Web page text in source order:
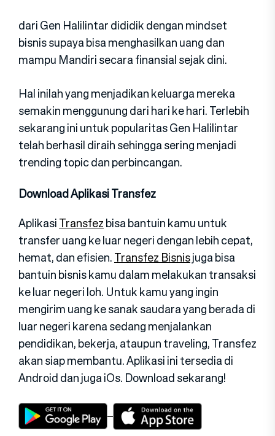
dari Gen Halilintar dididik dengan mindset
bisnis supaya bisa menghasilkan uang dan
mampu Mandiri secara finansial sejak dini.
Hal inilah yang menjadikan keluarga mereka
semakin menggunung dari hari ke hari. Terlebih
sekarang ini untuk popularitas Gen Halilintar
telah berhasil diraih sehingga sering menjadi
trending topic dan perbincangan.
Download Aplikasi Transfez
AplikasiTransfezbisa bantuin kamu untuk
transfer uang ke luar negeri dengan lebih cepat,
hemat, dan efisien.Transfez Bisnisjuga bisa
bantuin bisnis kamu dalam melakukan transaksi
ke luar negeri loh. Untuk kamu yang ingin
mengirim uang ke sanak saudara yang berada di
luar negeri karena sedang menjalankan
pendidikan, bekerja, ataupun traveling, Transfez
akan siap membantu. Aplikasi ini tersedia di
Android dan juga iOs. Download sekarang!